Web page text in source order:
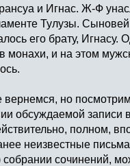
и Игнас. Ж-Ф
Тулузы.
его брату, Игнасу.
монахи, и на этом
но
обсуждаемой записи
полном,
неизвестные
сочинений,